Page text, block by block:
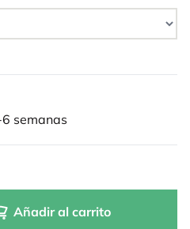
semanas
Añadir al carrito